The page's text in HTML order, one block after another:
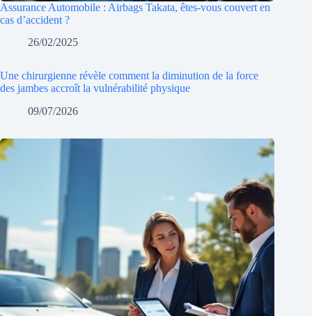
Assurance Automobile : Airbags Takata, êtes-vous couvert en
cas d’accident ?
26/02/2025
Une chirurgienne révèle comment la diminution de la force
des jambes accroît la vulnérabilité physique
09/07/2026